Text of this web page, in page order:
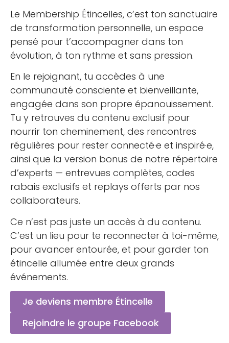
Le Membership Étincelles, c’est ton sanctuaire
de transformation personnelle, un espace
pensé pour t’accompagner dans ton
évolution, à ton rythme et sans pression.
En le rejoignant, tu accèdes à une
communauté consciente et bienveillante,
engagée dans son propre épanouissement.
Tu y retrouves du contenu exclusif pour
nourrir ton cheminement, des rencontres
régulières pour rester connecté·e et inspiré·e,
ainsi que la version bonus de notre répertoire
d’experts — entrevues complètes, codes
rabais exclusifs et replays offerts par nos
collaborateurs.
Ce n’est pas juste un accès à du contenu.
C’est un lieu pour te reconnecter à toi-même,
pour avancer entourée, et pour garder ton
étincelle allumée entre deux grands
événements.
Je deviens membre Étincelle
Rejoindre le groupe Facebook